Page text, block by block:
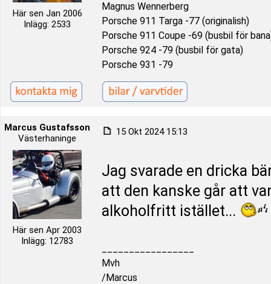
Här sen Jan 2006
Inlägg: 2533
Magnus Wennerberg
Porsche 911 Targa -77 (originalish)
Porsche 911 Coupe -69 (busbil för
Porsche 924 -79 (busbil för gata)
Porsche 931 -79
Marcus Gustafsson
Västerhaninge
Här sen Apr 2003
Inlägg: 12783
15 Okt 2024 15:13
Jag svarade en dricka
att den kanske går att
alkoholfritt istället...
Mvh
/Marcus